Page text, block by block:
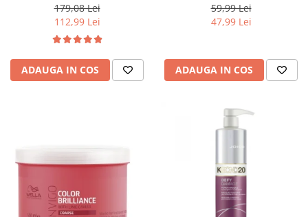
ml
179,08 Lei
112,99 Lei
ADAUGA IN COS
59,99 Lei
47,99 Lei
ADAUGA IN COS